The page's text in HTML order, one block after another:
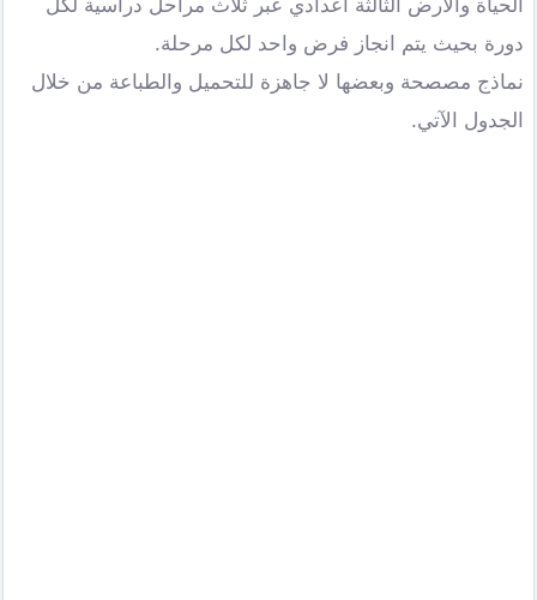
الحياة والارض الثالثة اعدادي عبر ثلاث مراحل دراسية لكل
دورة بحيث يتم انجاز فرض واحد لكل مرحلة.
نماذج مصصحة وبعضها لا جاهزة للتحميل والطباعة من خلال
الجدول الآتي.